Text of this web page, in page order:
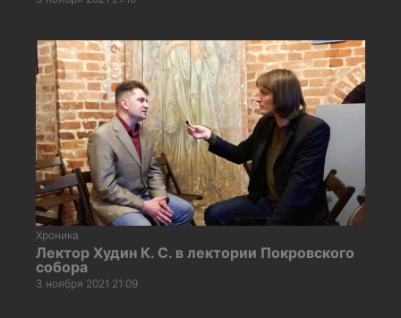
Хроника
Лектор Худин К. С. в лектории Покровского
собора
3 ноября 2021 21:09